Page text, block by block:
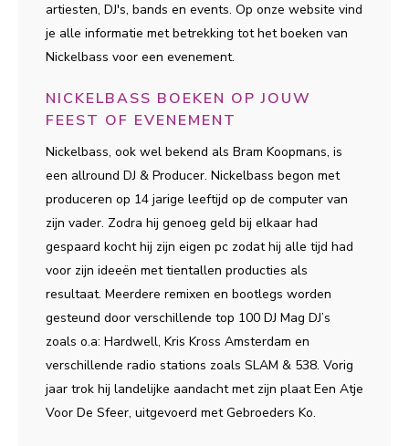
artiesten, DJ's, bands en events. Op onze website vind
je alle informatie met betrekking tot het boeken van
Nickelbass voor een evenement.
NICKELBASS BOEKEN OP JOUW
FEEST OF EVENEMENT
Nickelbass, ook wel bekend als Bram Koopmans, is
een allround DJ & Producer. Nickelbass begon met
produceren op 14 jarige leeftijd op de computer van
zijn vader. Zodra hij genoeg geld bij elkaar had
gespaard kocht hij zijn eigen pc zodat hij alle tijd had
voor zijn ideeën met tientallen producties als
resultaat. Meerdere remixen en bootlegs worden
gesteund door verschillende top 100 DJ Mag DJ’s
zoals o.a: Hardwell, Kris Kross Amsterdam en
verschillende radio stations zoals SLAM & 538. Vorig
jaar trok hij landelijke aandacht met zijn plaat Een Atje
Voor De Sfeer, uitgevoerd met Gebroeders Ko.